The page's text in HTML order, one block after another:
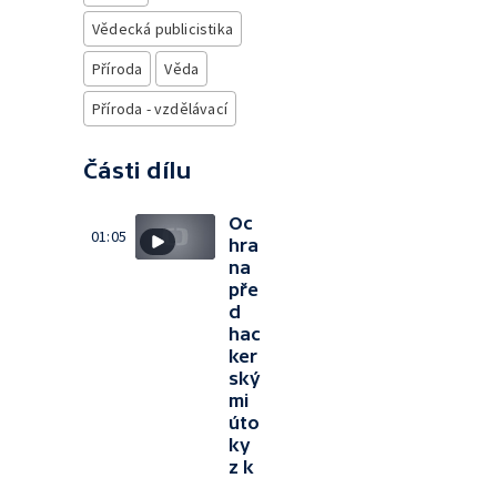
Vědecká publicistika
Příroda
Věda
Příroda - vzdělávací
Části dílu
01:05
Oc
hra
na
pře
d
hac
ker
ský
mi
úto
ky
z k